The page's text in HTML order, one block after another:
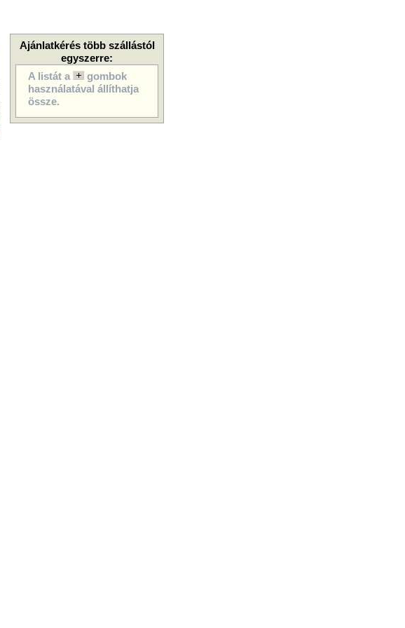
Ajánlatkérés több szállástól
egyszerre:
A listát a
gombok
használatával állíthatja
össze.